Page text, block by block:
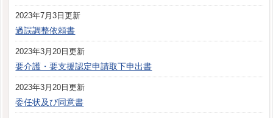
2023年7月3日更新
過誤調整依頼書
2023年3月20日更新
要介護・要支援認定申請取下申出書
2023年3月20日更新
委任状及び同意書